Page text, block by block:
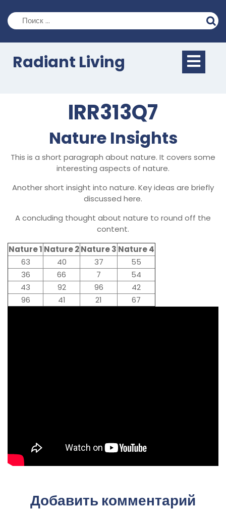
содержимому
Radiant Living
IRR313Q7
Nature Insights
This is a short paragraph about nature. It covers some
interesting aspects of nature.
Another short insight into nature. Key ideas are briefly
discussed here.
A concluding thought about nature to round off the
content.
Nature 1 Nature 2Nature 3 Nature 4
63
40 37
55
36
66 7
54
43
92 96
42
96
41 21 67
Добавить комментарий